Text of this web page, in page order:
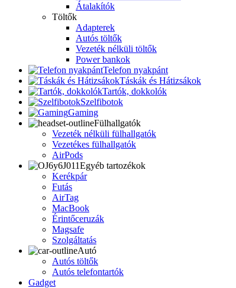
Átalakítók
Töltők
Adapterek
Autós töltők
Vezeték nélküli töltők
Power bankok
Telefon nyakpánt
Táskák és Hátizsákok
Tartók, dokkolók
Szelfibotok
Gaming
Fülhallgatók
Vezeték nélküli fülhallgatók
Vezetékes fülhallgatók
AirPods
Egyéb tartozékok
Kerékpár
Futás
AirTag
MacBook
Érintőceruzák
Magsafe
Szolgáltatás
Autó
Autós töltők
Autós telefontartók
Gadget